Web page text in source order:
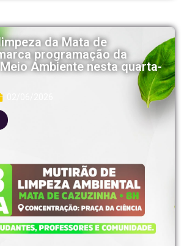
da Mata de
programação da
Ambiente nesta quarta-